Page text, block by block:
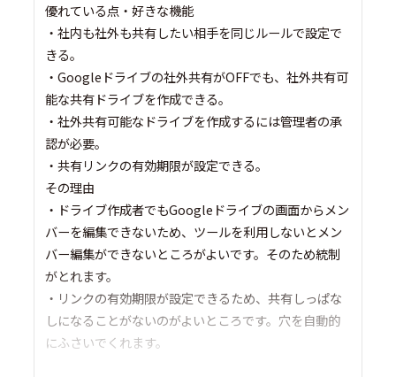
優れている点・好きな機能
・社内も社外も共有したい相手を同じルールで設定で
きる。
・Googleドライブの社外共有がOFFでも、社外共有可
能な共有ドライブを作成できる。
・社外共有可能なドライブを作成するには管理者の承
認が必要。
・共有リンクの有効期限が設定できる。
その理由
・ドライブ作成者でもGoogleドライブの画面からメン
バーを編集できないため、ツールを利用しないとメン
バー編集ができないところがよいです。そのため統制
がとれます。
・リンクの有効期限が設定できるため、共有しっぱな
しになることがないのがよいところです。穴を自動的
にふさいでくれます。